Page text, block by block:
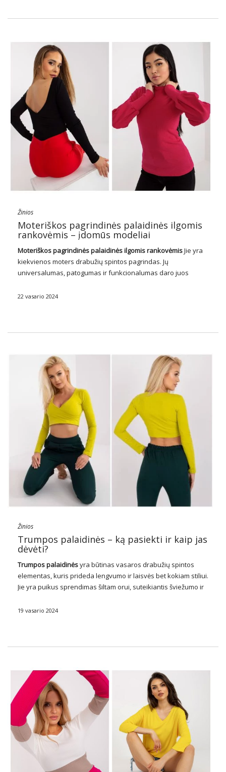
Žinios
Moteriškos pagrindinės palaidinės ilgomis
rankovėmis – įdomūs modeliai
Moteriškos pagrindinės palaidinės ilgomis rankovėmisJie yra
kiekvienos moters drabužių spintos pagrindas. Jų
universalumas, patogumas ir funkcionalumas daro juos
aptakių modelių iki subtiliomis detalėmis padailintų, šios
22 vasario 2024
Žinios
Trumpos palaidinės – ką pasiekti ir kaip jas
dėvėti?
Trumpospalaidinėsyra būtinas vasaros drabužių spintos
elementas, kuris prideda lengvumo ir laisvės bet kokiam stiliui.
Jie yra puikus sprendimas šiltam orui, suteikiantis šviežumo ir
tendencijų, trumpos palaidinės siūlo įvairius stilius, dizainus ir
19 vasario 2024